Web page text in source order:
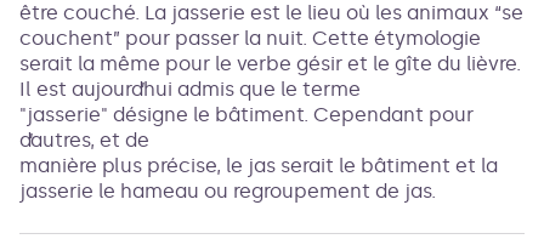
être couché. La jasserie est le lieu où les animaux “se
couchent” pour passer la nuit. Cette étymologie
serait la même pour le verbe gésir et le gîte du lièvre.
Il est aujourd’hui admis que le terme
"jasserie" désigne le bâtiment. Cependant pour
d’autres, et de
manière plus précise, le jas serait le bâtiment et la
jasserie le hameau ou regroupement de jas.